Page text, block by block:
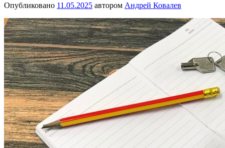
Опубликовано 11.05.2025 автором Андрей Ковалев